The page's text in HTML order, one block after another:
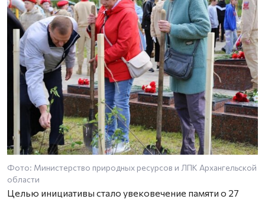
Фото: Министерство природных ресурсов и ЛПК Архангельской
области
Целью инициативы стало увековечение памяти о 27